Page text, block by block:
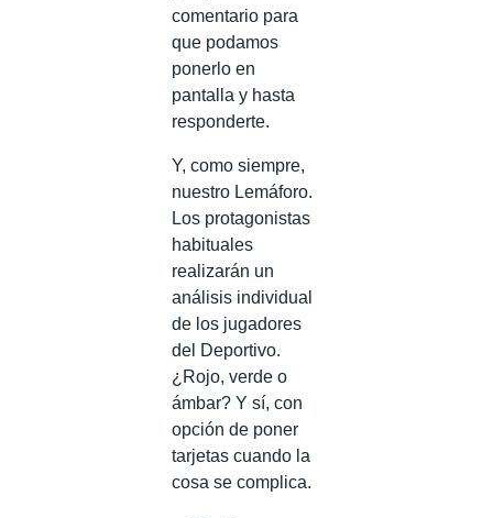
comentario para
que podamos
ponerlo en
pantalla y hasta
responderte.
Y, como siempre,
nuestro Lemáforo.
Los protagonistas
habituales
realizarán un
análisis individual
de los jugadores
del Deportivo.
¿Rojo, verde o
ámbar? Y sí, con
opción de poner
tarjetas cuando la
cosa se complica.